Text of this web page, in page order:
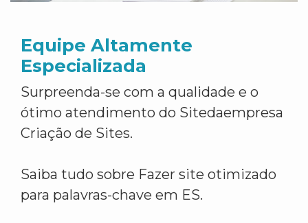
Equipe Altamente
Especializada
Surpreenda-se com a qualidade e o
ótimo atendimento do Sitedaempresa
Criação de Sites.
Saiba tudo sobre Fazer site otimizado
para palavras-chave em ES.